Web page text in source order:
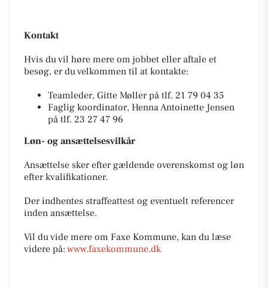
Kontakt
Hvis du vil høre mere om jobbet eller aftale et
besøg, er du velkommen til at kontakte:
Teamleder, Gitte Møller på tlf. 21 79 04 35
Faglig koordinator, Henna Antoinette Jensen
på tlf. 23 27 47 96
Løn- og ansættelsesvilkår
Ansættelse sker efter gældende overenskomst og løn
efter kvalifikationer.
Der indhentes straffeattest og eventuelt referencer
inden ansættelse.
Vil du vide mere om Faxe Kommune, kan du læse
videre på: www.faxekommune.dk